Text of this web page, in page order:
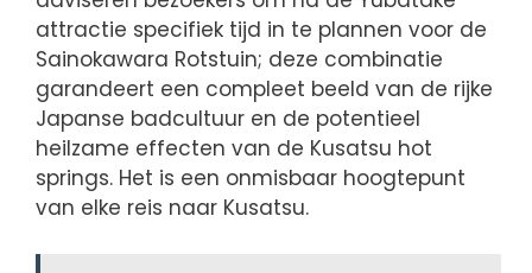
attractie specifiek tijd in te plannen voor de
Sainokawara Rotstuin; deze combinatie
garandeert een compleet beeld van de rijke
Japanse badcultuur en de potentieel
heilzame effecten van de Kusatsu hot
springs. Het is een onmisbaar hoogtepunt
van elke reis naar Kusatsu.